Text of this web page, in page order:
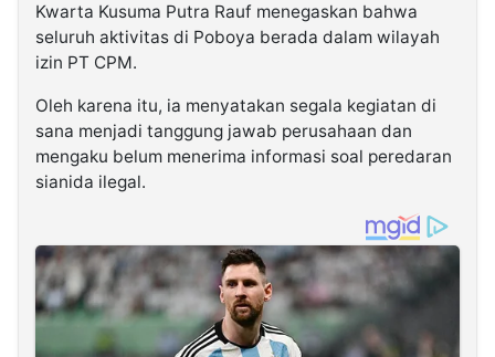
Kwarta Kusuma Putra Rauf menegaskan bahwa
seluruh aktivitas di Poboya berada dalam wilayah
izin PT CPM.
Oleh karena itu, ia menyatakan segala kegiatan di
sana menjadi tanggung jawab perusahaan dan
mengaku belum menerima informasi soal peredaran
sianida ilegal.